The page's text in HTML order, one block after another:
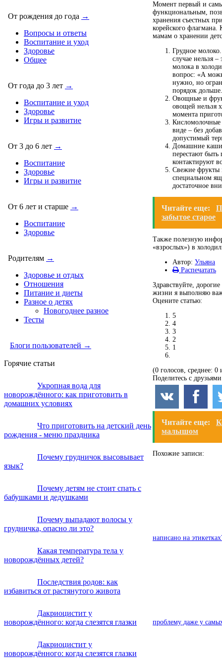
От рождения до года →
Вопросы и ответы
Воспитание и уход
Здоровье
Общее
От года до 3 лет →
Воспитание и уход
Здоровье
Игры и развитие
От 3 до 6 лет →
Воспитание
Здоровье
Игры и развитие
От 6 лет и старше →
Воспитание
Здоровье
Родителям →
Здоровье и отдых
Отношения
Питание и диеты
Разное о детях
Новогоднее разное
Тесты
Блоги пользователей →
Горячие статьи
Укропная вода для
новорождённого: как приготовить в
домашних условиях
Что приготовить на детский день
рождения - меню праздника
Почему грудничок высовывает
язык?
Почему детям не стоит спать с
бабушками и дедушками
Почему выпадают волосы у
грудничка, опасно ли это?
Какая температура тела у
новорождённых детей?
Последствия родов: как
избавиться от растянутого живота
Дакриоцистит у
новорождённого: когда слезятся глазки
Дакриоцистит у
новорождённого: когда слезятся глазки
Момент первый и
функциональным,
хранения съестных
корейского
мамам о хранении
Грудное
случае нельзя
молока в
вопрос: «А
нужно, но
порядок дольше.
Овощные и
овощей нельзя
момента
Кисломолочные
виде – без
допустимый
Домашние каши.
перестают
контактируют
Свежие фрукты
специальном
достаточное
Читайте еще:
забытое старое
Также полезную
«взрослых») в
Автор: Ульяна
Распечатать
Здравствуйте,
жизни я выполняю
Оцените статью:
5
4
3
2
1
(0 голосов, среднее: 0
Поделитесь с
Читайте еще:
малышом
Похожие записи:
написано на
проблему даже у